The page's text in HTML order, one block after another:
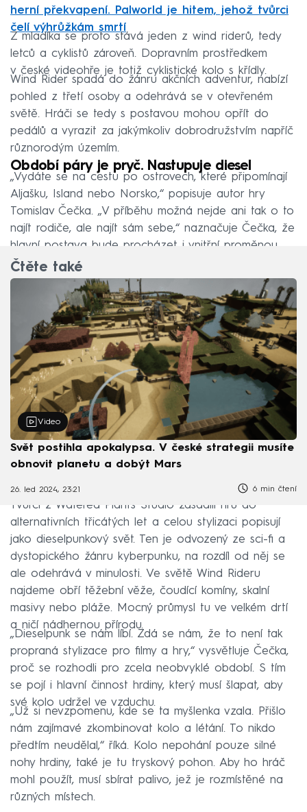
herní překvapení. Palworld je hitem, jehož tvůrci
čelí výhrůžkám smrtí
Z mladíka se proto stává jeden z wind riderů, tedy
letců a cyklistů zároveň. Dopravním prostředkem
v české videohře je totiž cyklistické kolo s křídly.
Wind Rider spadá do žánru akčních adventur, nabízí
pohled z třetí osoby a odehrává se v otevřeném
světě. Hráči se tedy s postavou mohou opřít do
pedálů a vyrazit za jakýmkoliv dobrodružstvím napříč
různorodým územím.
Období páry je pryč. Nastupuje diesel
„Vydáte se na cestu po ostrovech, které připomínají
Aljašku, Island nebo Norsko,“ popisuje autor hry
Tomislav Čečka. „V příběhu možná nejde ani tak o to
najít rodiče, ale najít sám sebe,“ naznačuje Čečka, že
hlavní postava bude procházet i vnitřní proměnou.
Čtěte také
Video
Svět postihla apokalypsa. V české strategii musíte
obnovit planetu a dobýt Mars
26. led 2024, 23:21 6 min čtení
Tvůrci z Watered Plants Studio zasadili hru do
alternativních třicátých let a celou stylizaci popisují
jako dieselpunkový svět. Ten je odvozený ze sci-fi a
dystopického žánru kyberpunku, na rozdíl od něj se
ale odehrává v minulosti. Ve světě Wind Rideru
najdeme obří těžební věže, čoudící komíny, skalní
masivy nebo pláže. Mocný průmysl tu ve velkém drtí
a ničí nádhernou přírodu.
„Dieselpunk se nám líbí. Zdá se nám, že to není tak
propraná stylizace pro filmy a hry,“ vysvětluje Čečka,
proč se rozhodli pro zcela neobvyklé období. S tím
se pojí i hlavní činnost hrdiny, který musí šlapat, aby
své kolo udržel ve vzduchu.
„Už si nevzpomenu, kde se ta myšlenka vzala. Přišlo
nám zajímavé zkombinovat kolo a létání. To nikdo
předtím neudělal,“ říká. Kolo nepohání pouze silné
nohy hrdiny, také je tu tryskový pohon. Aby ho hráč
mohl použít, musí sbírat palivo, jež je rozmístěné na
různých místech.